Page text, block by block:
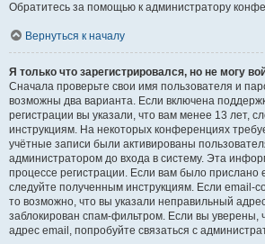
Обратитесь за помощью к администратору
Вернуться к началу
Я только что зарегистрировался, но не могу
Сначала проверьте свои имя пользователя и
возможны два варианта. Если включена
регистрации вы указали, что вам менее 13 лет,
инструкциям. На некоторых конференциях
учётные записи были активированы
администратором до входа в систему. Эта
процессе регистрации. Если вам было
следуйте полученным инструкциям. Если email-
то возможно, что вы указали неправильный
заблокирован спам-фильтром. Если вы уверены,
адрес email, попробуйте связаться с